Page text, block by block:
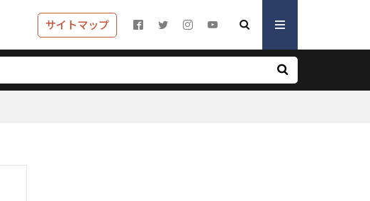
サイトマップ